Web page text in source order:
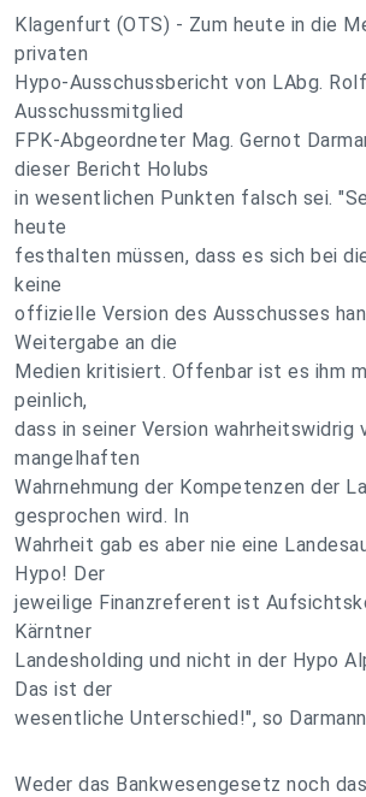
Klagenfurt (OTS) - Zum heute in die
privaten
Hypo-Ausschussbericht von LAbg.
Ausschussmitglied
FPK-Abgeordneter Mag. Gernot
dieser Bericht Holubs
in wesentlichen Punkten falsch sei.
heute
festhalten müssen, dass es sich bei
keine
offizielle Version des Ausschusses
Weitergabe an die
Medien kritisiert. Offenbar ist es ihm
peinlich,
dass in seiner Version wahrheitswidrig
mangelhaften
Wahrnehmung der Kompetenzen der
gesprochen wird. In
Wahrheit gab es aber nie eine
Hypo! Der
jeweilige Finanzreferent ist
Kärntner
Landesholding und nicht in der Hypo
Das ist der
wesentliche Unterschied!", so
Weder das Bankwesengesetz noch das